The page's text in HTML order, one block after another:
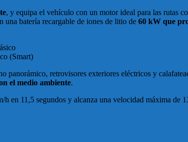
, y equipa el vehículo con un motor ideal para las rutas
una batería recargable de iones de litio de 60 kW que
(Smart)
retrovisores exteriores eléctricos y
el medio ambiente.
en 11,5 segundos y alcanza una velocidad máxima de